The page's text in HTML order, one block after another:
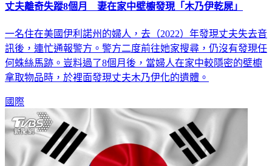
丈夫離奇失蹤8個月 妻在家中壁櫥發現「木乃伊乾屍」
一名住在美國伊利諾州的婦人，去（2022）年發現丈夫失去音
訊後，連忙通報警方。警方二度前往她家搜尋，仍沒有發現任
何蛛絲馬跡。豈料過了8個月後，當婦人在家中較隱密的壁櫥
拿取物品時，於裡面發現丈夫木乃伊化的遺體。
國際